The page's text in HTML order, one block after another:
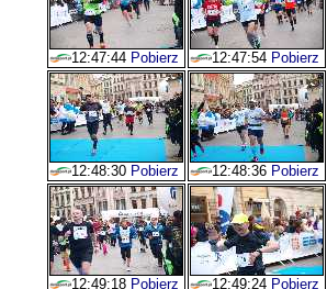
12:47:44 Pobierz 12:47:54 Pobierz
12:48:30 Pobierz 12:48:36 Pobierz
12:49:18 Pobierz 12:49:24 Pobierz